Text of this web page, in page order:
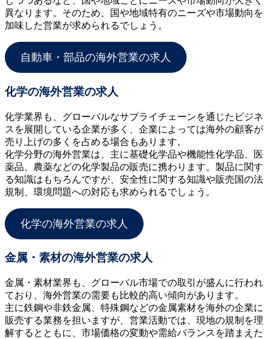
異なります。そのため、国や地域特有のニーズや市場動向を
加味した営業が求められるでしょう。
自動車・部品の海外営業の求人
化学の海外営業の求人
化学業界も、グローバルなサプライチェーンを通じたビジネ
スを展開している企業が多く、企業によっては海外の顧客が
売り上げの多くを占める場合もあります。
化学分野の海外営業は、主に基礎化学品や機能性化学品、医
薬品、農薬などの化学製品の販売に携わります。製品に関す
る知識はもちろんですが、安全性に関する知識や販売国の法
規制、環境問題への対応も求められるでしょう。
化学の海外営業の求人
金属・素材の海外営業の求人
金属・素材業界も、グローバル市場での取引が盛んに行われ
ており、海外営業の需要も比較的高い傾向があります。
主に鉄鋼や非鉄金属、特殊鋼などの金属素材を海外の企業に
販売する業務を担いますが、営業活動では、現地の規制を理
解するとともに、市場価格の変動や需給バランスを踏まえた